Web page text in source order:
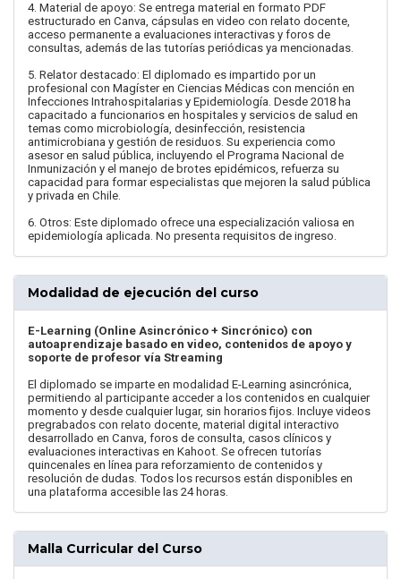
4. Material de apoyo: Se entrega material en formato PDF
estructurado en Canva, cápsulas en video con relato docente,
acceso permanente a evaluaciones interactivas y foros de
consultas, además de las tutorías periódicas ya mencionadas.
5. Relator destacado: El diplomado es impartido por un
profesional con Magíster en Ciencias Médicas con mención en
Infecciones Intrahospitalarias y Epidemiología. Desde 2018 ha
capacitado a funcionarios en hospitales y servicios de salud en
temas como microbiología, desinfección, resistencia
antimicrobiana y gestión de residuos. Su experiencia como
asesor en salud pública, incluyendo el Programa Nacional de
Inmunización y el manejo de brotes epidémicos, refuerza su
capacidad para formar especialistas que mejoren la salud pública
y privada en Chile.
6. Otros: Este diplomado ofrece una especialización valiosa en
epidemiología aplicada. No presenta requisitos de ingreso.
Modalidad de ejecución del curso
E-Learning (Online Asincrónico + Sincrónico) con
autoaprendizaje basado en video, contenidos de apoyo y
soporte de profesor vía Streaming
El diplomado se imparte en modalidad E-Learning asincrónica,
permitiendo al participante acceder a los contenidos en cualquier
momento y desde cualquier lugar, sin horarios fijos. Incluye videos
pregrabados con relato docente, material digital interactivo
desarrollado en Canva, foros de consulta, casos clínicos y
evaluaciones interactivas en Kahoot. Se ofrecen tutorías
quincenales en línea para reforzamiento de contenidos y
resolución de dudas. Todos los recursos están disponibles en
una plataforma accesible las 24 horas.
Malla Curricular del Curso